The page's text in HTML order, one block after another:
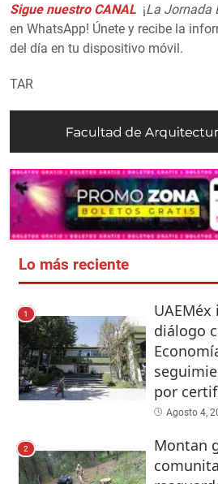
Sigue nuestro CANAL ¡La Jornada
en WhatsApp! Únete y recibe la
del día en tu dispositivo móvil.
TAR
Lo más reciente
1
diálogo
por
Agosto 4,
2
Montan